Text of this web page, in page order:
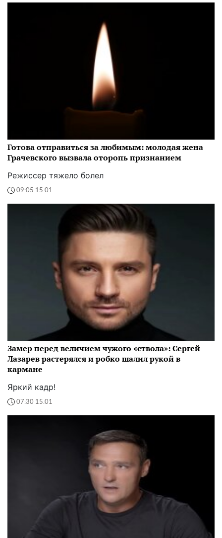
Готова отправиться за любимым: молодая жена
Грачевского вызвала оторопь признанием
Режиссер тяжело болел
09:05 15.01
Замер перед величием чужого «ствола»: Сергей
Лазарев растерялся и робко шалил рукой в
кармане
Яркий кадр!
07:30 15.01